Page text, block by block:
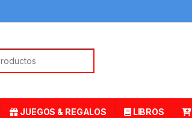
JUEGOS & REGALOS LIBROS